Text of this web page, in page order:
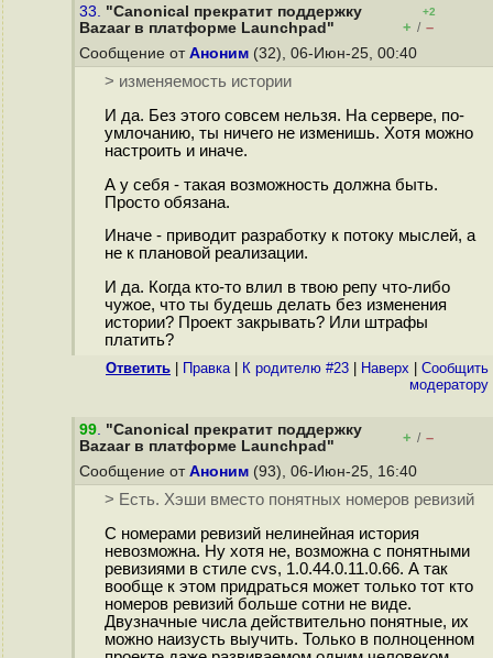
33. "Canonical прекратит поддержку
Bazaar в платформе Launchpad"
+2
+ / –
Сообщение от Аноним (32), 06-Июн-25, 00:40
> изменяемость истории
И да. Без этого совсем нельзя. На сервере, по-
умлочанию, ты ничего не изменишь. Хотя можно
настроить и иначе.
А у себя - такая возможность должна быть.
Просто обязана.
Иначе - приводит разработку к потоку мыслей, а
не к плановой реализации.
И да. Когда кто-то влил в твою репу что-либо
чужое, что ты будешь делать без изменения
истории? Проект закрывать? Или штрафы
платить?
Ответить Правка| К родителю #23 Наверх
Cообщить
модератору
99. "Canonical прекратит поддержку
Bazaar в платформе Launchpad"
+ / –
Сообщение от Аноним (93), 06-Июн-25, 16:40
> Есть. Хэши вместо понятных номеров ревизий
С номерами ревизий нелинейная история
невозможна. Ну хотя не, возможна с понятными
ревизиями в стиле cvs, 1.0.44.0.11.0.66. А так
вообще к этом придраться может только тот кто
номеров ревизий больше сотни не виде.
Двузначные числа действительно понятные, их
можно наизусть выучить. Только в полноценном